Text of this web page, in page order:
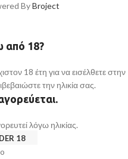
ByBroject
από 18?
18 έτη για να εισέλθετε στην
την ηλικία σας.
λόγω ηλικίας.
18